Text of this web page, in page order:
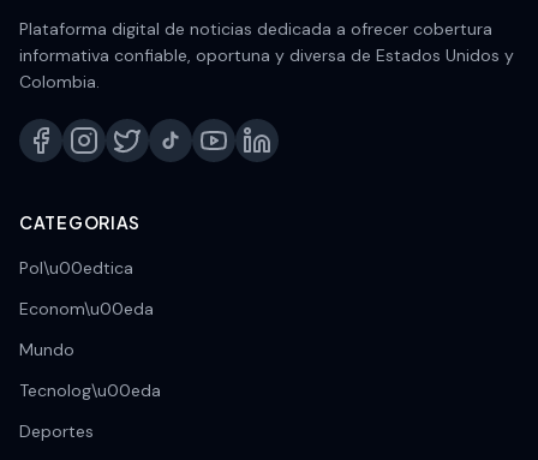
Plataforma digital de noticias dedicada a ofrecer cobertura
informativa confiable, oportuna y diversa de Estados Unidos y
Colombia.
CATEGORIAS
Pol\u00edtica
Econom\u00eda
Mundo
Tecnolog\u00eda
Deportes